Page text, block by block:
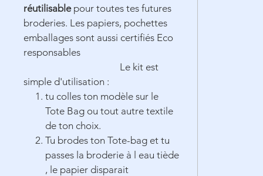
réutilisablepour toutes tes futures
broderies. Les papiers, pochettes
emballages sont aussi certifiés Eco
responsables
Le kit est
simple d'utilisation :
tu colles ton modèle sur le
Tote Bag ou tout autre textile
de ton choix.
Tu brodes ton Tote-bag et tu
passes la broderie à l eau tiède
, le papier disparait